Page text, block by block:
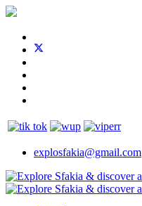
explosfakia@gmail.com